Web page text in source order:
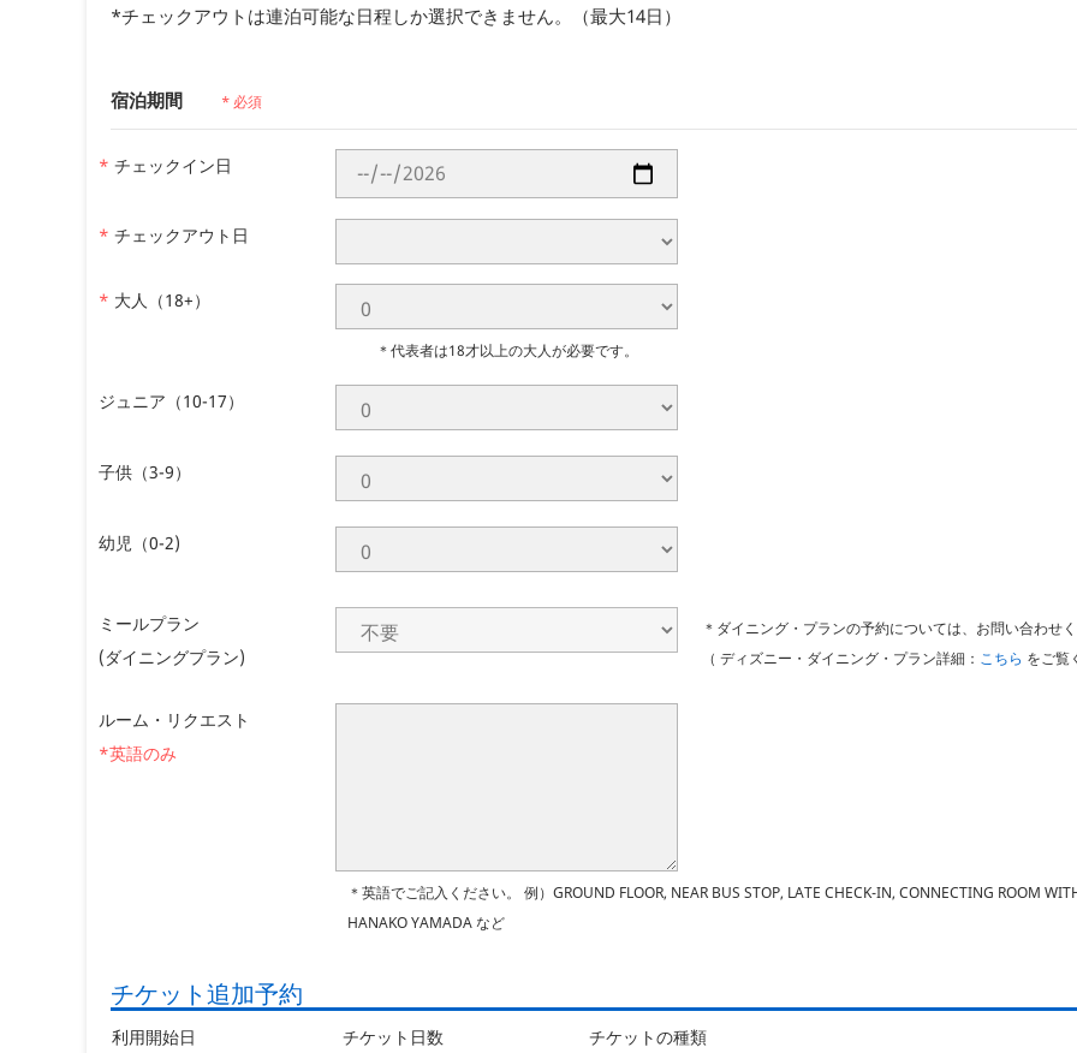
*チェックアウトは連泊可能な日程しか選択できません。（最大14日）
宿泊期間 * 必須
* チェックイン日
* チェックアウト日
* 大人（18+）
＊代表者は18才以上の大人が必要です。
ジュニア（10-17）
子供（3-9）
幼児（0-2)
ミールプラン
(ダイニングプラン)
＊ダイニング・プランの予約については、お問い合わせく
（ ディズニー・ダイニング・プラン詳細： こちら をご覧
ルーム・リクエスト
*英語のみ
＊英語でご記入ください。
例）GROUND FLOOR, NEAR BUS STOP, LATE CHECK-IN, CONNECTING ROOM
HANAKO YAMADA など
チケット追加予約
利用開始日 チケット日数 チケットの種類